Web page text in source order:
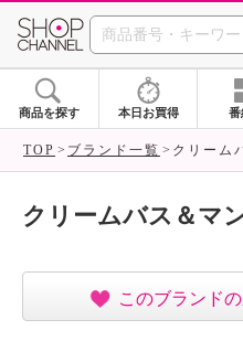
商品を探す 本日お買得 番
TOP ブランド一覧 クリーム
クリームバス＆マ
このブランド